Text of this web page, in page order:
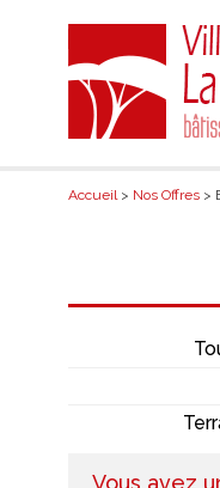
Accueil> Nos Offres >
Vous avez